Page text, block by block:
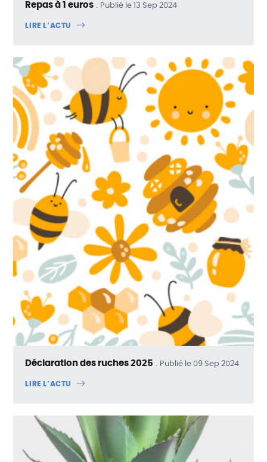
Repas à 1 euros Publié le 13 Sep 2024
LIRE L’ACTU
Déclaration des ruches 2025 Publié le 09 Sep 2024
LIRE L’ACTU